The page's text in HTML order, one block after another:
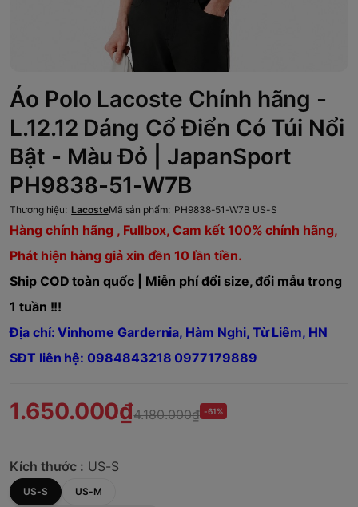
Áo Polo Lacoste Chính hãng -
L.12.12 Dáng Cổ Điển Có Túi Nổi
Bật - Màu Đỏ | JapanSport
PH9838-51-W7B
Thương hiệu: LacosteMã sản phẩm: PH9838-51-W7B US-S
Hàng chính hãng , Fullbox, Cam kết 100% chính hãng,
Phát hiện hàng giả xin đền 10 lần tiền.
Ship COD toàn quốc | Miễn phí đổi size, đổi mẫu trong
1 tuần !!!
Địa chỉ: Vinhome Gardernia, Hàm Nghi, Từ Liêm, HN
SĐT liên hệ: 0984843218 0977179889
1.650.000₫4.180.000₫ -61%
Kích thước : US-S
US-S US-M